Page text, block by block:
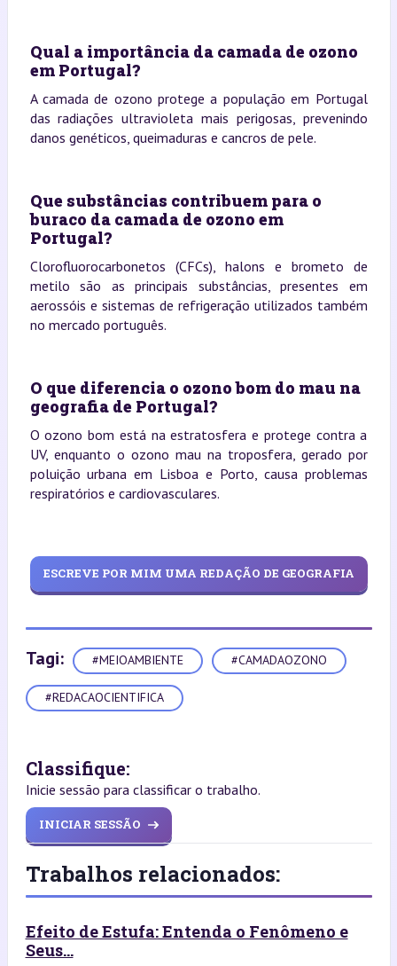
Qual a importância da camada de ozono
em Portugal?
A camada de ozono protege a população em Portugal
das radiações ultravioleta mais perigosas, prevenindo
danos genéticos, queimaduras e cancros de pele.
Que substâncias contribuem para o
buraco da camada de ozono em
Portugal?
Clorofluorocarbonetos (CFCs), halons e brometo de
metilo são as principais substâncias, presentes em
aerossóis e sistemas de refrigeração utilizados também
no mercado português.
O que diferencia o ozono bom do mau na
geografia de Portugal?
O ozono bom está na estratosfera e protege contra a
UV, enquanto o ozono mau na troposfera, gerado por
poluição urbana em Lisboa e Porto, causa problemas
respiratórios e cardiovasculares.
ESCREVE POR MIM UMA REDAÇÃO DE GEOGRAFIA
Tagi: #MEIOAMBIENTE #CAMADAOZONO
#REDACAOCIENTIFICA
Classifique:
Inicie sessão para classificar o trabalho.
INICIAR SESSÃO
Trabalhos relacionados:
Efeito de Estufa: Entenda o Fenômeno e
Seus...